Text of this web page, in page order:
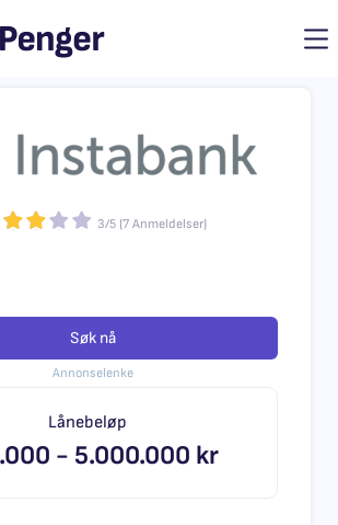
3/5 (7 Anmeldelser)
Søk nå
Annonselenke
Lånebeløp
- 5.000.000 kr